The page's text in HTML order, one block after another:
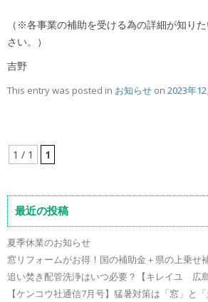
（※各事業の補助を受ける為の詳細が知り
さい。）
吉野
This entry was posted in お知らせ on 2023年
1 / 1 1
最近の投稿
夏季休業のお知らせ
窓リフォームがお得！国の補助金＋県の上乗せ
追い焚き配管洗浄はいつ必要？【キレイユ 広
【ケンコウ社通信7月号】猛暑対策は「窓」と